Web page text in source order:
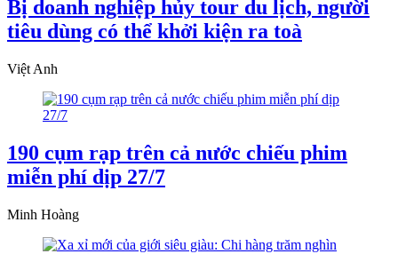
Bị doanh nghiệp hủy tour du lịch, người
tiêu dùng có thể khởi kiện ra toà
Việt Anh
190 cụm rạp trên cả nước chiếu phim
miễn phí dịp 27/7
Minh Hoàng